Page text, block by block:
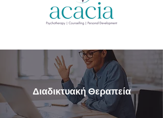
Διαδικτυακή Θεραπεία